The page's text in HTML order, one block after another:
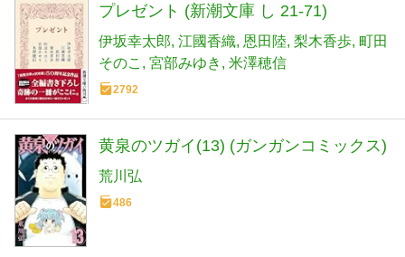
プレゼント (新潮文庫 し 21-71)
伊坂幸太郎 江國香織 恩田陸 梨木香歩 町田
そのこ
宮部みゆき 米澤穂信
2792
黄泉のツガイ(13) (ガンガンコミックス)
荒川弘
486